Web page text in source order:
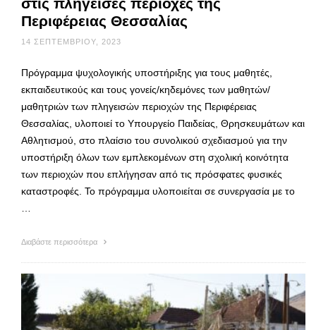
Περιφέρειας Θεσσαλίας
14 ΣΕΠΤΕΜΒΡΊΟΥ, 2023
Πρόγραμμα ψυχολογικής υποστήριξης για τους μαθητές,
εκπαιδευτικούς και τους γονείς/κηδεμόνες των μαθητών/
μαθητριών των πληγεισών περιοχών της Περιφέρειας
Θεσσαλίας, υλοποιεί το Υπουργείο Παιδείας, Θρησκευμάτων και
Αθλητισμού, στο πλαίσιο του συνολικού σχεδιασμού για την
υποστήριξη όλων των εμπλεκομένων στη σχολική κοινότητα
των περιοχών που επλήγησαν από τις πρόσφατες φυσικές
καταστροφές. Το πρόγραμμα υλοποιείται σε συνεργασία με το
Διαβάστε περισσότερα